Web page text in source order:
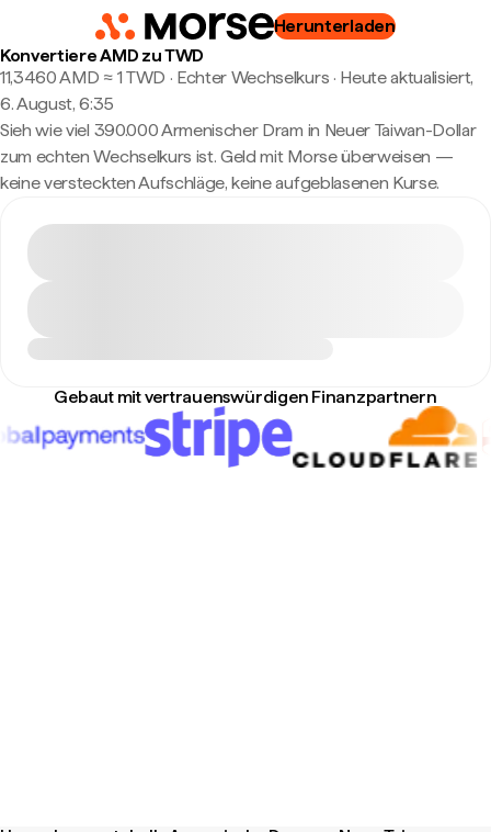
Herunterladen
Konvertiere AMD zu TWD
11,3460 AMD ≈ 1 TWD · Echter Wechselkurs · Heute aktualisiert,
6. August, 6:35
Sieh wie viel 390.000 Armenischer Dram in Neuer Taiwan-Dollar
zum echten Wechselkurs ist. Geld mit Morse überweisen —
keine versteckten Aufschläge, keine aufgeblasenen Kurse.
Gebaut mit vertrauenswürdigen Finanzpartnern